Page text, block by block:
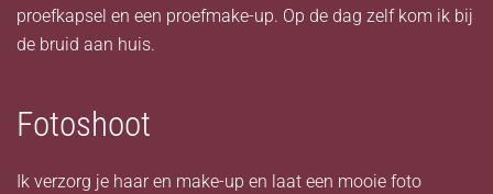
proefkapsel en een proefmake-up. Op de dag zelf kom ik bij
de bruid aan huis.
Fotoshoot
Ik verzorg je haar en make-up en laat een mooie foto